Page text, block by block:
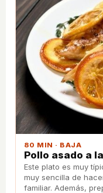
80 MIN · BAJA
Pollo asado a
Este plato es muy
muy sencilla de
familiar. Además,